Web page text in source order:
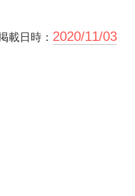
載日時： 2020/11/03